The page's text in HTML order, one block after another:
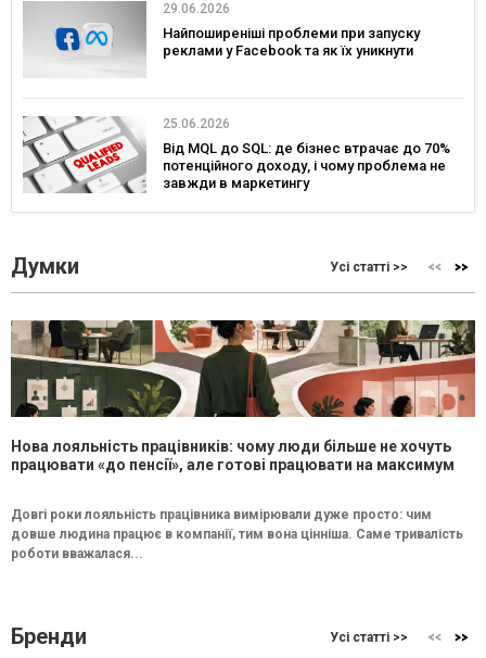
29.06.2026
Найпоширеніші проблеми при запуску
реклами у Facebook та як їх уникнути
25.06.2026
Від MQL до SQL: де бізнес втрачає до 70%
потенційного доходу, і чому проблема не
завжди в маркетингу
Думки Усі статті >>
Нова лояльність працівників: чому люди більше не хочуть
працювати «до пенсії», але готові працювати на максимум
Довгі роки лояльність працівника вимірювали дуже просто: чим
довше людина працює в компанії, тим вона цінніша. Саме тривалість
роботи вважалася...
Бренди Усі статті >>